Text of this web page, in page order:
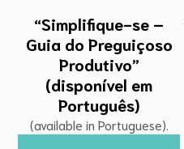
“Simplifique-se –
Guia do Preguiçoso
Produtivo”
(disponível em
Português)
(available in Portuguese).